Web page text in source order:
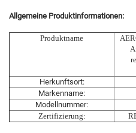
Allgemeine Produktinformationen:
Produktname
Herkunftsort:
Markenname:
Modellnummer:
Zertifizierung: